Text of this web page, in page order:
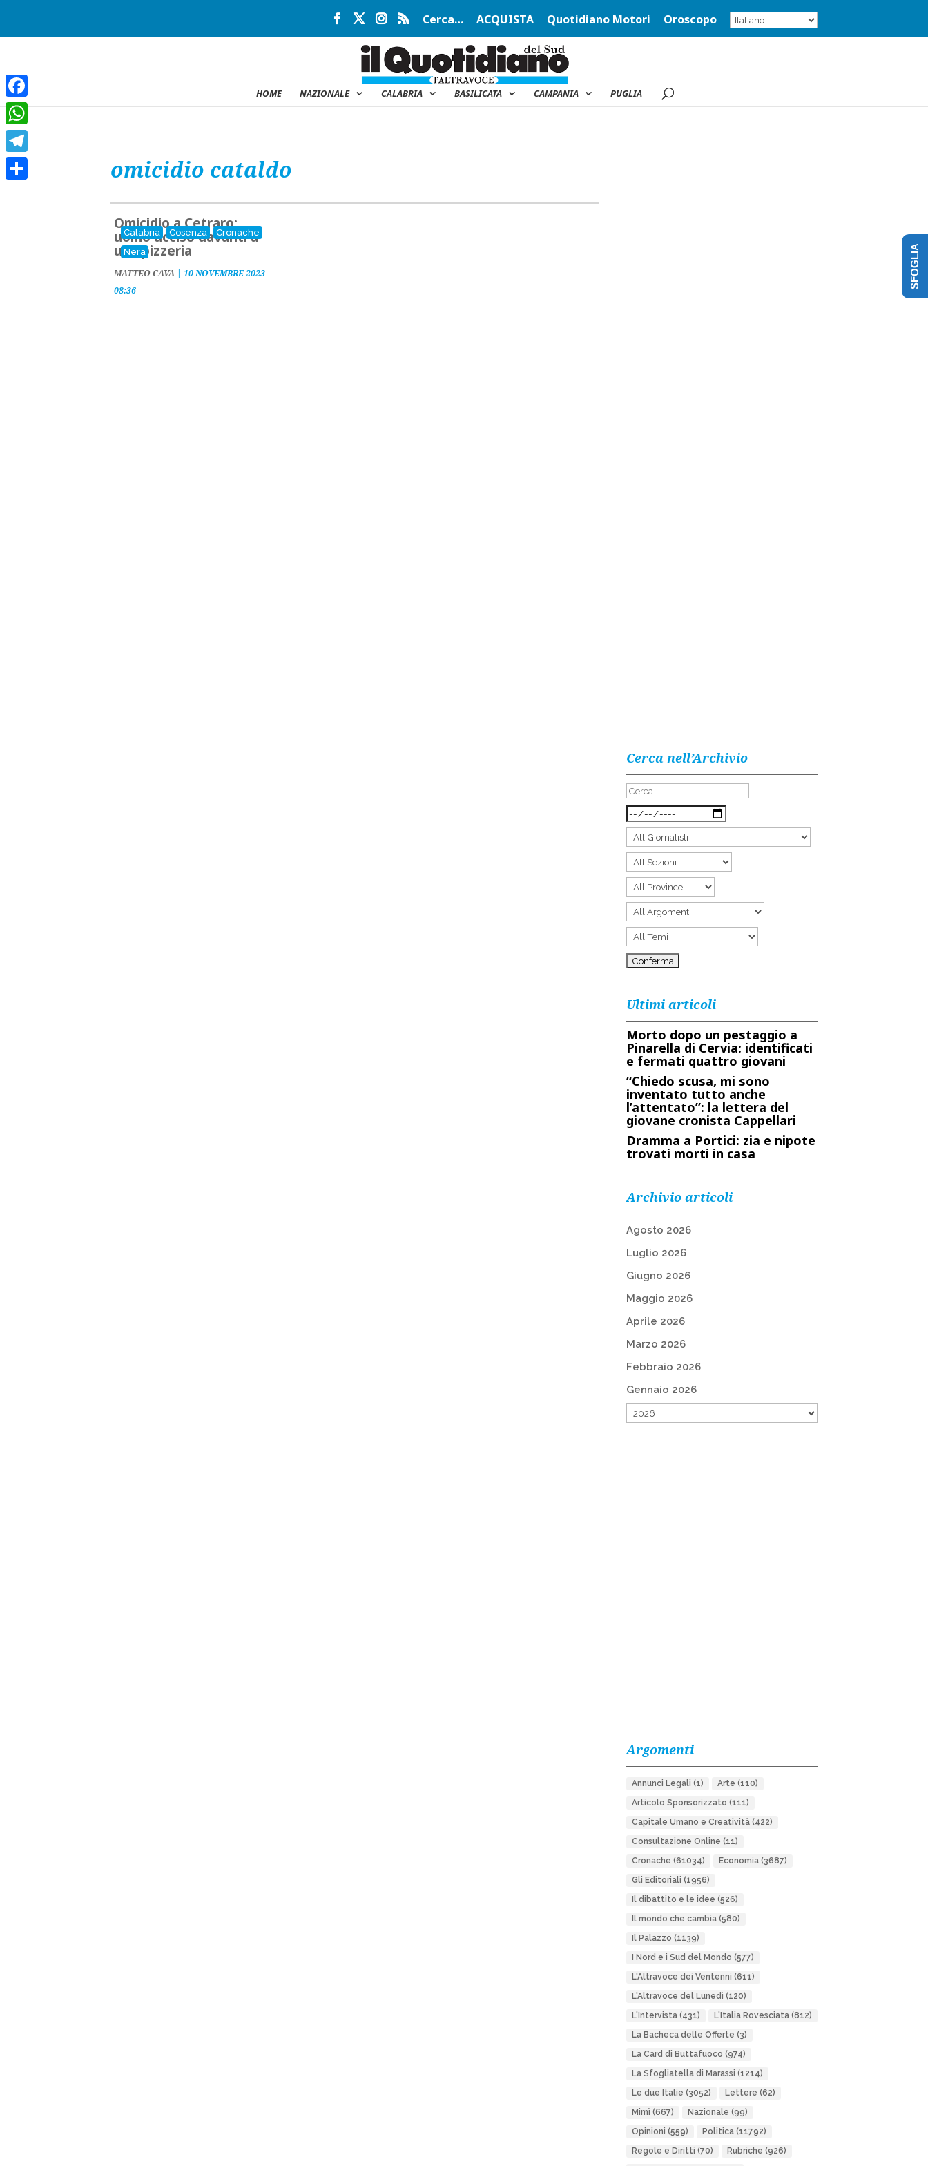
Cerca… ACQUISTA Quotidiano Motori Oroscopo
HOME NAZIONALE CALABRIA BASILICATA CAMPANIA PUGLIA
omicidio cataldo
Calabria Cosenza
Cronache
Nera
Omicidio a Cetraro:
uomo ucciso davanti a
una pizzeria
MATTEO CAVA | 10 NOVEMBRE 2023
08:36
Cerca nell’Archivio
Ultimi articoli
Morto dopo un pestaggio a
Pinarella di Cervia: identificati
e fermati quattro giovani
“Chiedo scusa, mi sono
inventato tutto anche
l’attentato”: la lettera del
giovane cronista Cappellari
Dramma a Portici: zia e nipote
trovati morti in casa
Archivio articoli
Agosto 2026
Luglio 2026
Giugno 2026
Maggio 2026
Aprile 2026
Marzo 2026
Febbraio 2026
Gennaio 2026
Argomenti
Annunci Legali (1) Arte (110)
Articolo Sponsorizzato (111)
Capitale Umano e Creatività(422)
Consultazione Online (11)
Cronache (61034) Economia(3687)
Gli Editoriali (1956)
Il dibattito e le idee (526)
Il mondo che cambia(580)
Il Palazzo (1139)
I Nord e i Sud del Mondo (577)
L'Altravoce dei Ventenni (611)
L'Altravoce del Lunedì (120)
L'Intervista(431) L'Italia Rovesciata(812)
La Bacheca delle Offerte (3)
La Card di Buttafuoco (974)
La Sfogliatella di Marassi (1214)
Le due Italie (3052) Lettere (62)
Mimì (667) Nazionale (99)
Opinioni (559) Politica(11792)
Regole e Diritti (70) Rubriche (926)
Facebook
WhatsApp
Telegram
SFOGLIA